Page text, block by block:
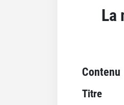
La
Contenu
Titre